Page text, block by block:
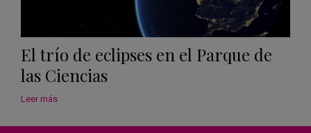
El trío de eclipses en el Parque de
las Ciencias
Leer más